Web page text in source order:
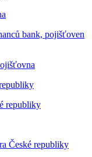
bank, pojišťoven
republiky
České republiky